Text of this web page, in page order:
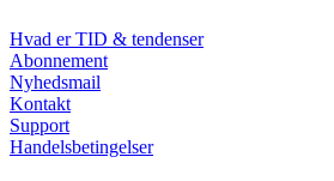
Hvad er TID & tendenser
Abonnement
Nyhedsmail
Kontakt
Support
Handelsbetingelser